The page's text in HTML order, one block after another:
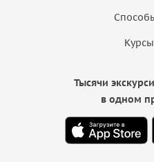
Тысячи
в одном